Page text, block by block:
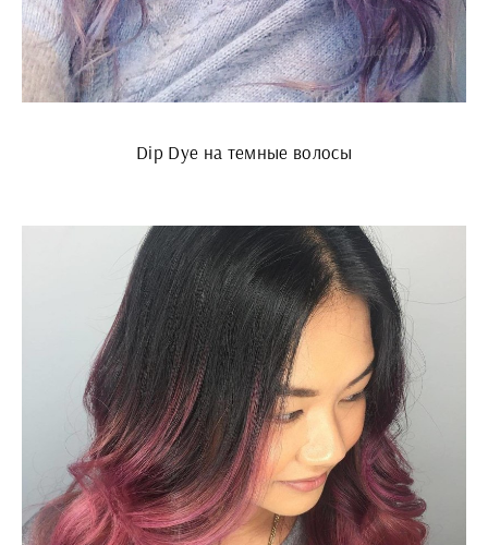
Dip Dye на темные волосы